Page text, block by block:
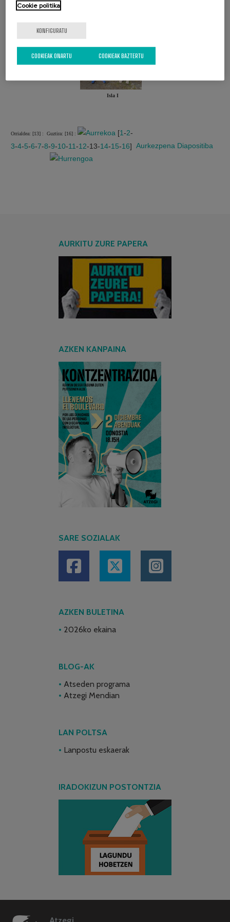
Isla 2 9
Isla I
Orrialdea: [13] : Guztira: [16] : [1-2-
3-4-5-6-7-8-9-10-11-12-13-14-15-16] Aurkezpena Diapositiba
AURKITU ZURE PAPERA
AZKEN KANPAINA
SARE SOZIALAK
AZKEN BULETINA
2026ko ekaina
BLOG-AK
Atseden programa
Atzegi Mendian
LAN POLTSA
Lanpostu eskaerak
IRADOKIZUN POSTONTZIA
Cookie politika
KONFIGURATU
COOKIEAK BAZTERTU
COOKIEAK ONARTU